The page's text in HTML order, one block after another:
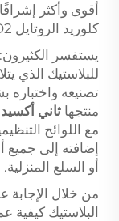
أقوى وأكثر
كلوريد الروتايل TiO2 في مجال البلاستيك.
للبلاستيك الذي
تصنيعه
منتجها ثاني أكسيد
مع اللوائح
إضافته إلى جميع
أو السلع المنزلية.
من خلال الإجابة